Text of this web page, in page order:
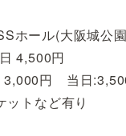
ホール(大阪城公
4,500円
円 当日:3,500
など有り